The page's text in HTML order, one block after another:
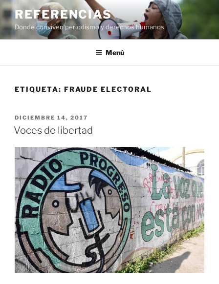
al
contenido
REFERENCIAS
Donde conviven periodismo y derechos humanos
Menú
ETIQUETA: FRAUDE ELECTORAL
PUBLICADO
EL
DICIEMBRE 14, 2017
Voces de libertad